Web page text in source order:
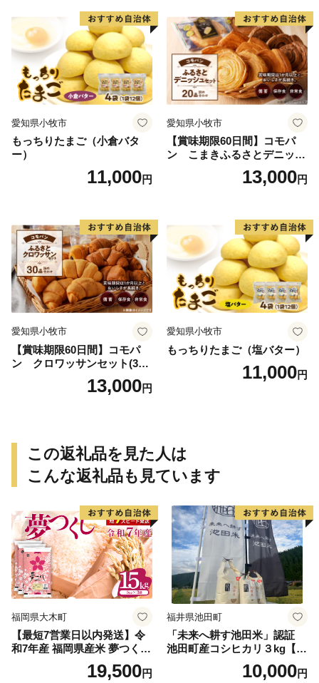
愛知県小牧市
もっちりたまご（小倉バタ
ー）
11,000円
愛知県小牧市
【賞味期限60日間】コモパ
ン こまきふるさとデニッシ
ュセット（20個入り）／災害
用備蓄 保存食 非常食 防災グ
13,000円
愛知県小牧市
【賞味期限60日間】コモパ
ン クロワッサンセット(30
個入り)／災害用備蓄 保存食
非常食 防災グッズにも
13,000円
愛知県小牧市
もっちりたまご（塩バター）
11,000円
この返礼品を見た人は
こんな返礼品も見ています
福岡県大木町
【最短7営業日以内発送】令
和7年産 福岡県産米 夢つくし
15kg 精米 ※北海道・沖縄・
19,500円
福井県池田町
「未来へ耕す池田米」認証
池田町産コシヒカリ３kg【お
1人様につき３セットまで】
10,000円